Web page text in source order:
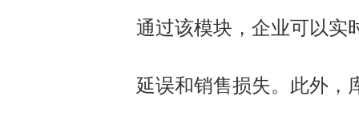
通过该模块，企业可以实
延误和销售损失。此外，